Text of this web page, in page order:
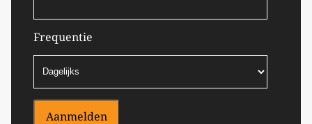
Frequentie
Aanmelden